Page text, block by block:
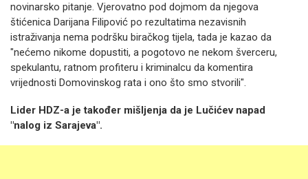
novinarsko pitanje. Vjerovatno pod dojmom da njegova
štićenica Darijana Filipović po rezultatima nezavisnih
istraživanja nema podršku biračkog tijela, tada je kazao da
"nećemo nikome dopustiti, a pogotovo ne nekom šverceru,
spekulantu, ratnom profiteru i kriminalcu da komentira
vrijednosti Domovinskog rata i ono što smo stvorili".
Lider HDZ-a je također mišljenja da je Lučićev napad
"nalog iz Sarajeva".